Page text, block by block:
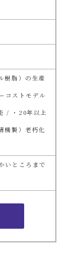
樹脂）の生産
コストモデル
/ ・20年以上
機製）老朽化
いところまで